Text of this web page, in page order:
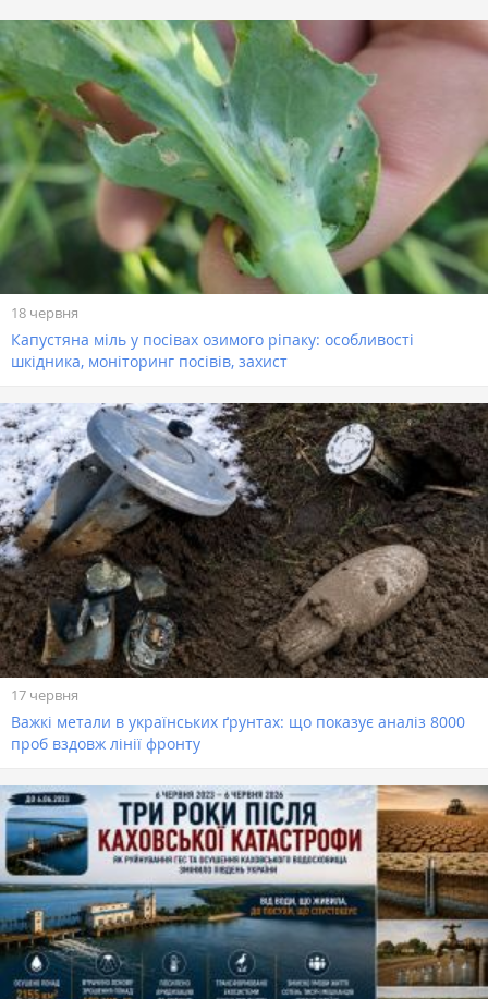
18 червня
Капустяна міль у посівах озимого ріпаку: особливості
шкідника, моніторинг посівів, захист
17 червня
Важкі метали в українських ґрунтах: що показує аналіз 8000
проб вздовж лінії фронту